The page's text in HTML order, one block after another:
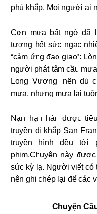
phủ khắp. Mọi người ai
Cơn mưa bất ngờ đã
tượng hết sức ngạc
“cảm ứng đạo giao”:
người phát tâm cầu
Long Vương, nên dù
mưa, nhưng mưa lại
Nạn hạn hán được
truyền đi khắp San
truyền hình đều tới
phim.Chuyện này
sức kỳ lạ. Người viết có
nên ghi chép lại để các
Chuyện